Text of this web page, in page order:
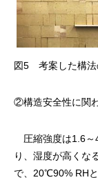
図5 考案した構法
②構造安全性に関
圧縮強度は1.6～
り、湿度が高くな
で、20℃90% RH